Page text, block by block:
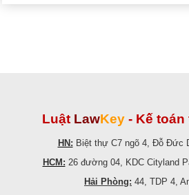
Luật LawKey - Kế toán
HN: Biệt thự C7 ngõ 4, Đỗ Đức
HCM: 26 đường 04, KDC Cityland
Hải Phòng: 44, TDP 4,